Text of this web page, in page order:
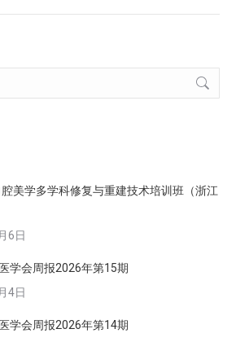
美学多学科修复与重建技术培训班（浙江
6日
学会周报2026年第15期
4日
学会周报2026年第14期